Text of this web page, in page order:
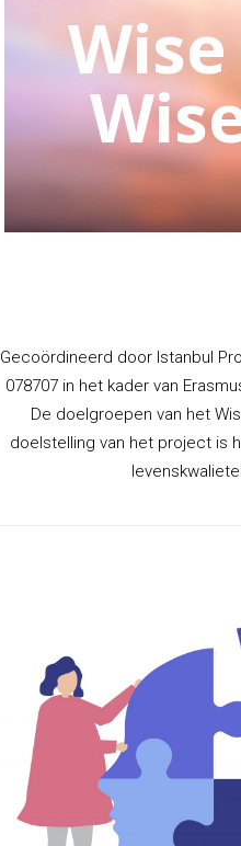
Gecoördineerd door Istanbul
078707 in het kader van
De doelgroepen van het
doelstelling van het project is